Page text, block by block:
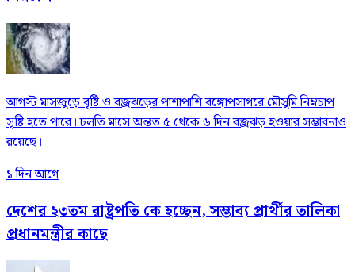
আগস্ট মাসজুড়ে বৃষ্টি ও বজ্রঝড়ের পাশাপাশি বঙ্গোপসাগরে মৌসুমি নিম্নচাপ
সৃষ্টি হতে পারে। চলতি মাসে অন্তত ৫ থেকে ৬ দিন বজ্রঝড় হওয়ার সম্ভাবনাও
রয়েছে।
১ দিন আগে
দেশের ২৩তম রাষ্ট্রপতি কে হচ্ছেন, সম্ভাব্য প্রার্থীর তালিকা
প্রধানমন্ত্রীর কাছে